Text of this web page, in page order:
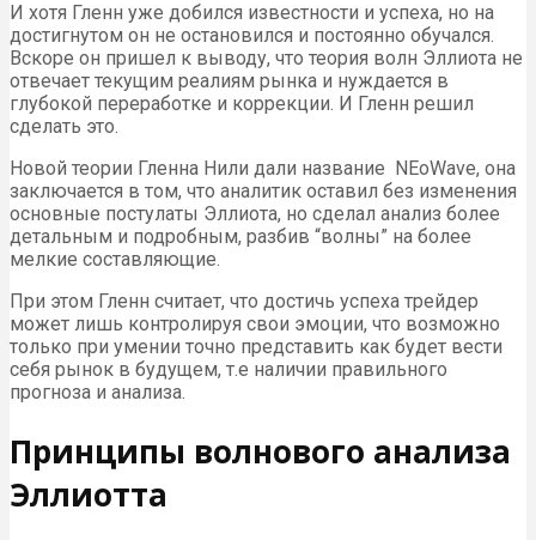
И хотя Гленн уже добился известности и успеха, но на
достигнутом он не остановился и постоянно обучался.
Вскоре он пришел к выводу, что теория волн Эллиота не
отвечает текущим реалиям рынка и нуждается в
глубокой переработке и коррекции. И Гленн решил
сделать это.
Новой теории Гленна Нили дали название NEoWave, она
заключается в том, что аналитик оставил без изменения
основные постулаты Эллиота, но сделал анализ более
детальным и подробным, разбив “волны” на более
мелкие составляющие.
При этом Гленн считает, что достичь успеха трейдер
может лишь контролируя свои эмоции, что возможно
только при умении точно представить как будет вести
себя рынок в будущем, т.е наличии правильного
прогноза и анализа.
Принципы волнового анализа
Эллиотта